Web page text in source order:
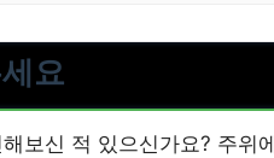
요
보신 적 있으신가요? 주위